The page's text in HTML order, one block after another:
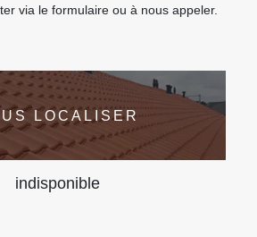
via le formulaire ou à nous appeler.
LOCALISER
indisponible